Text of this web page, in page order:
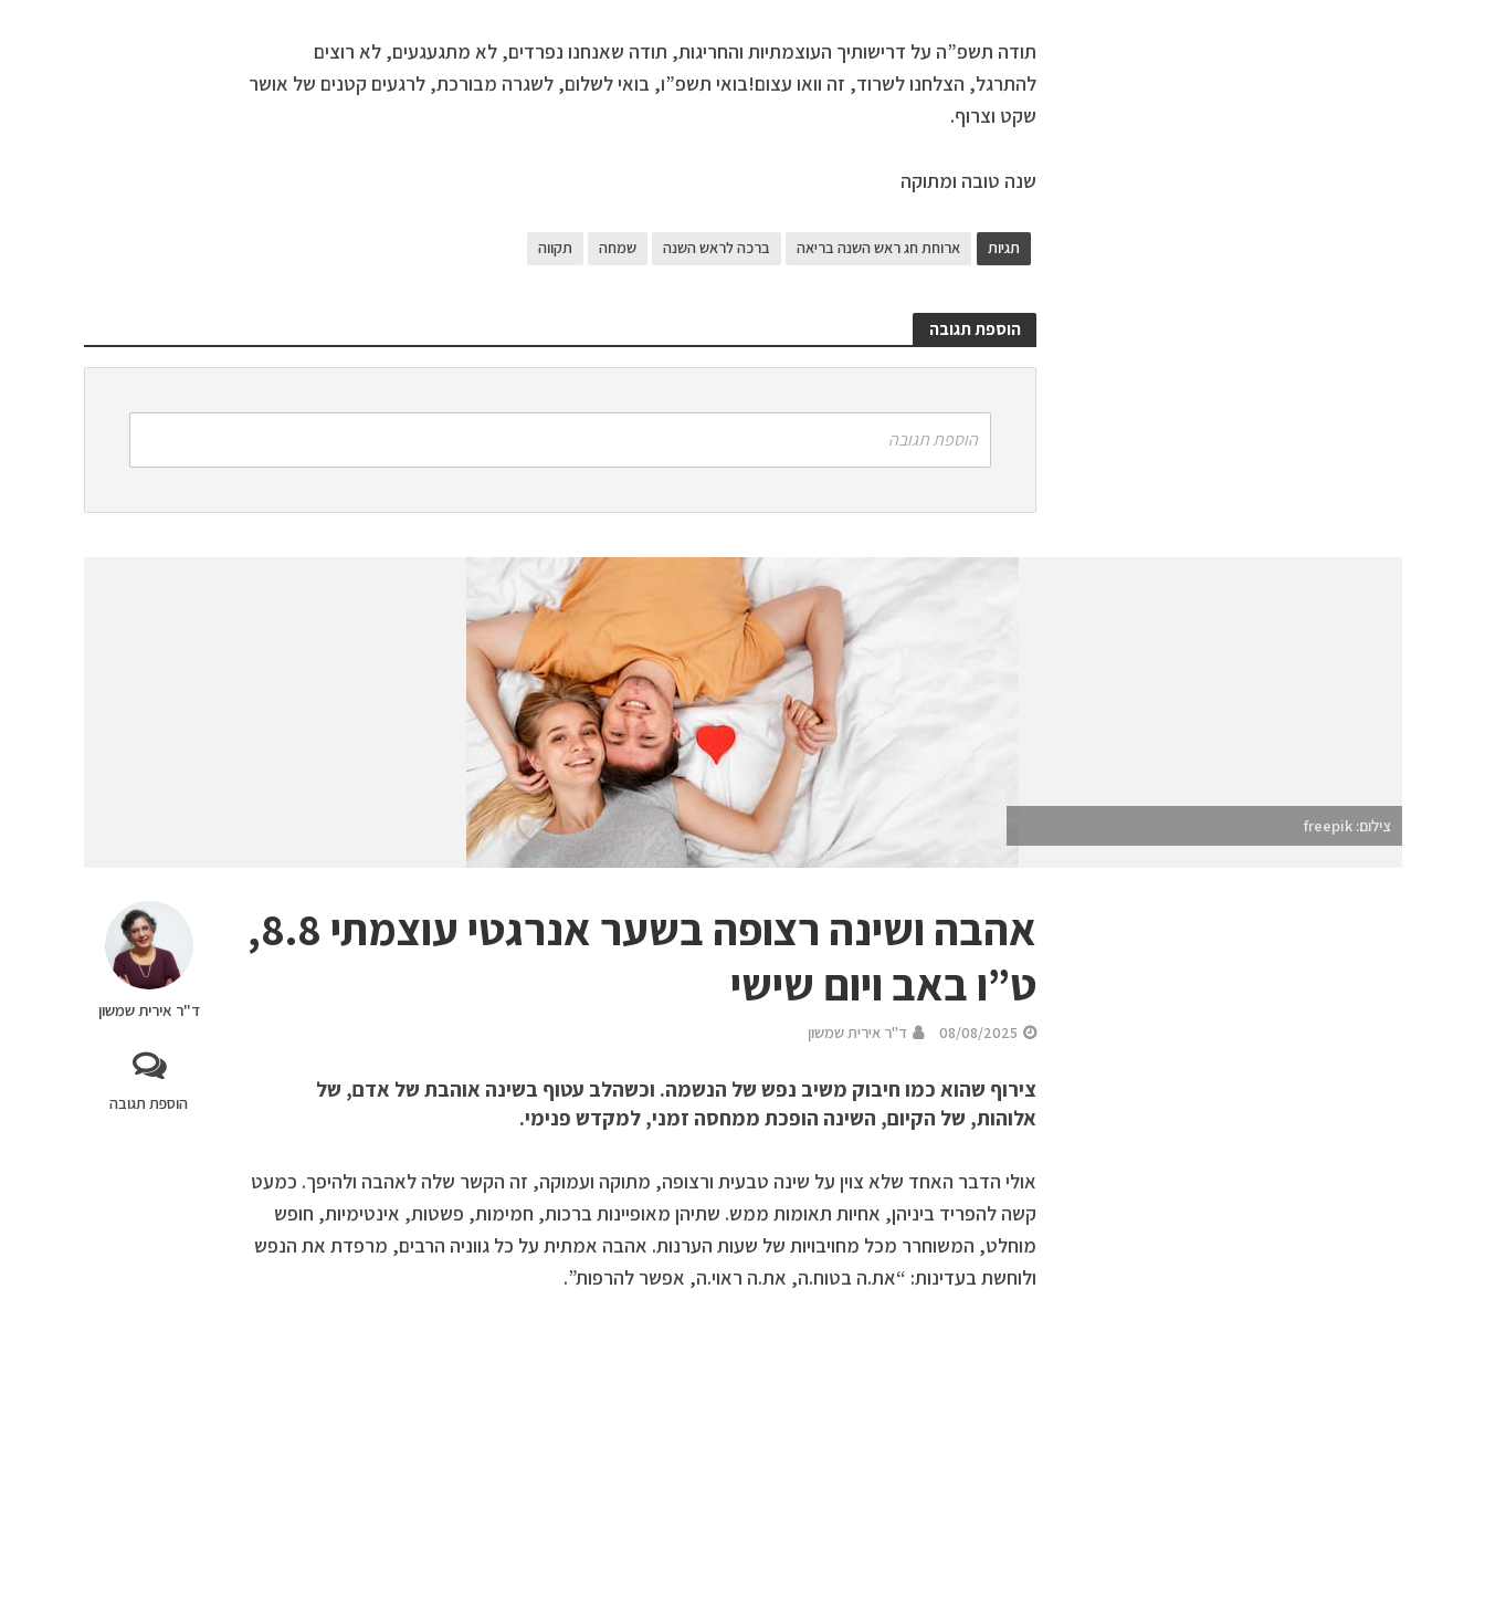
תודה תשפ”ה על דרישותיך העוצמתיות והחריגות, תודה שאנחנו נפרדים, לא מתגעגעים, לא רוצים
להתרגל, הצלחנו לשרוד, זה וואו עצום!בואי תשפ”ו, בואי לשלום, לשגרה מבורכת, לרגעים קטנים של אושר
שקט וצרוף.
שנה טובה ומתוקה
תגיות ארוחת חג ראש השנה בריאה ברכה לראש השנה שמחה תקווה
הוספת תגובה
הוספת תגובה
צילום: freepik
ד"ר אירית שמשון
הוספת תגובה
אהבה ושינה רצופה בשער אנרגטי עוצמתי 8.8,
ט”ו באב ויום שישי
08/08/2025 ד"ר אירית שמשון
צירוף שהוא כמו חיבוק משיב נפש של הנשמה. וכשהלב עטוף בשינה אוהבת של אדם, של
אלוהות, של הקיום, השינה הופכת ממחסה זמני, למקדש פנימי.
אולי הדבר האחד שלא צוין על שינה טבעית ורצופה, מתוקה ועמוקה, זה הקשר שלה לאהבה ולהיפך. כמעט
קשה להפריד ביניהן, אחיות תאומות ממש. שתיהן מאופיינות ברכות, חמימות, פשטות, אינטימיות, חופש
מוחלט, המשוחרר מכל מחויבויות של שעות הערנות. אהבה אמתית על כל גווניה הרבים, מרפדת את הנפש
ולוחשת בעדינות: “את.ה בטוח.ה, את.ה ראוי.ה, אפשר להרפות”.